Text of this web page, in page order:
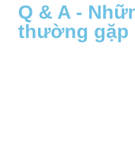
Q & A -
thường gặp